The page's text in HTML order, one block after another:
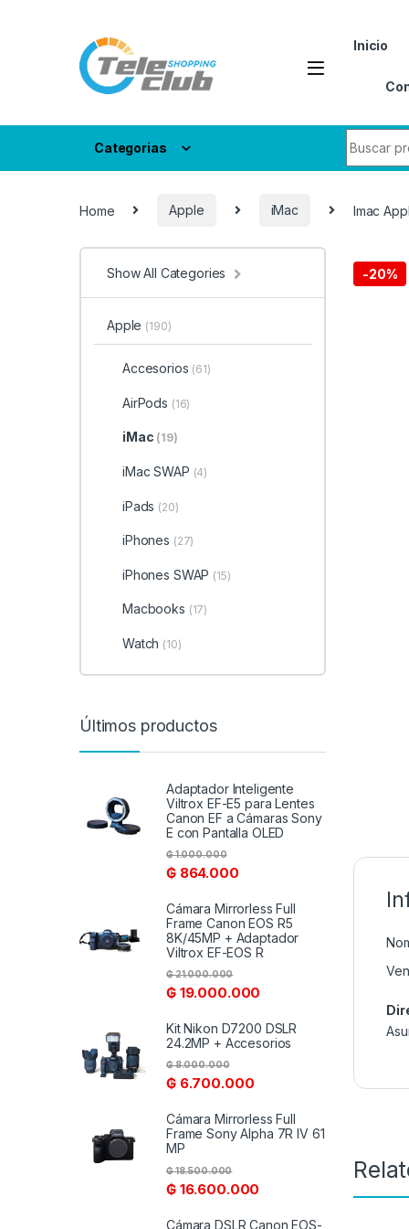
Inicio
Categorias
Home Apple iMac Imac
-20%
Show All Categories
Apple (190)
Accesorios (61)
AirPods (16)
iMac (19)
iMac SWAP (4)
iPads (20)
iPhones (27)
iPhones SWAP (15)
Macbooks (17)
Watch (10)
Últimos productos
Adaptador Inteligente
Viltrox EF-E5 para Lentes
Canon EF a Cámaras Sony
E con Pantalla OLED
₲864.000
₲1.000.000
Cámara Mirrorless Full
Frame Canon EOS R5
8K/45MP + Adaptador
Viltrox EF-EOS R
₲19.000.000
₲21.000.000
Kit Nikon D7200 DSLR
24.2MP + Accesorios
₲6.700.000
₲8.000.000
Cámara Mirrorless Full
Frame Sony Alpha 7R IV 61
MP
₲16.600.000
₲18.500.000
Cámara DSLR Canon EOS-